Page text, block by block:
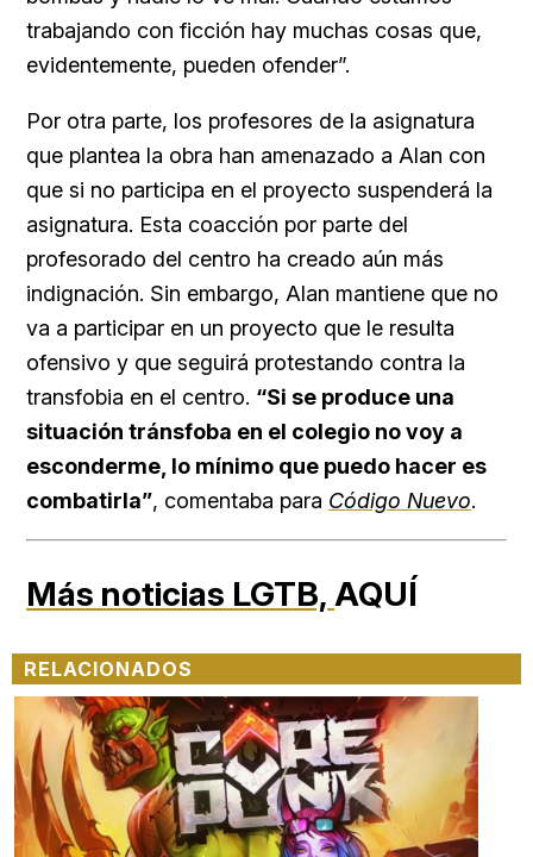
trabajando con ficción hay muchas cosas que,
evidentemente, pueden ofender”.
Por otra parte, los profesores de la asignatura
que plantea la obra han amenazado a Alan con
que si no participa en el proyecto suspenderá la
asignatura. Esta coacción por parte del
profesorado del centro ha creado aún más
indignación. Sin embargo, Alan mantiene que no
va a participar en un proyecto que le resulta
ofensivo y que seguirá protestando contra la
transfobia en el centro. “Si se produce una
situación tránsfoba en el colegio no voy a
esconderme, lo mínimo que puedo hacer es
combatirla”, comentaba para Código Nuevo.
Más noticias LGTB, AQUÍ
RELACIONADOS